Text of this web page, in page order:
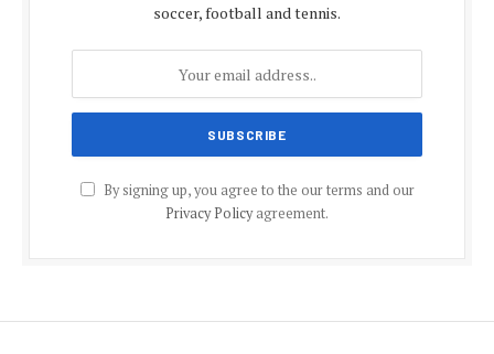
soccer, football and tennis.
By signing up, you agree to the our terms and our
Privacy Policyagreement.